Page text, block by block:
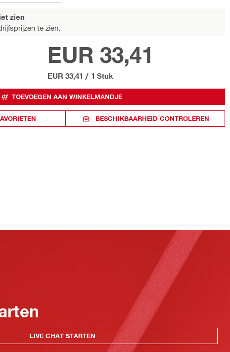
zien
te zien.
EUR 33,41
EUR 33,41 / 1 Stuk
TOEVOEGEN AAN WINKELMANDJE
BESCHIKBAARHEID CONTROLEREN
LIVE CHAT STARTEN